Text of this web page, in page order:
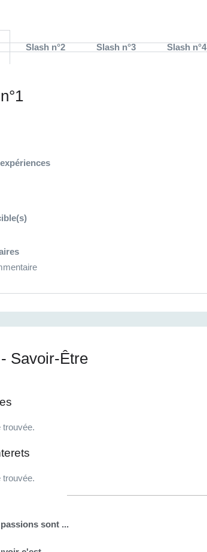
Slash n°2 Slash n°3 Slash n°4
Savoir-Être
trouvée.
trouvée.
sont ...